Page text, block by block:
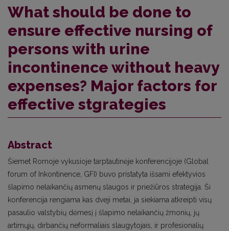
What should be done to
ensure effective nursing of
persons with urine
incontinence without heavy
expenses? Major factors for
effective stgrategies
Abstract
Šiemet Romoje vykusioje tarptautinėje konferencijoje (Global
forum of Inkontinence, GFI) buvo pristatyta išsami efektyvios
šlapimo nelaikančių asmenų slaugos ir priežiūros strategija. Ši
konferencija rengiama kas dveji metai, ja siekiama atkreipti visų
pasaulio valstybių dėmesį į šlapimo nelaikančių žmonių, jų
artimųjų, dirbančių neformaliais slaugytojais, ir profesionalių